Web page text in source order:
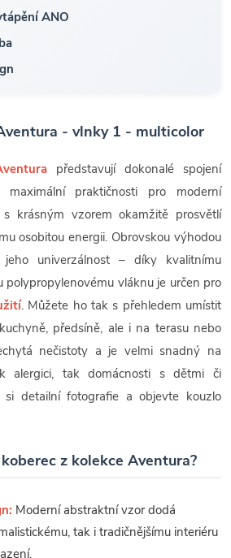
ANO
- vlnky 1 - multicolor
představují dokonalé spojení
praktičnosti pro moderní
krásným vzorem okamžitě prosvětlí
osobitou energii. Obrovskou výhodou
univerzálnost – díky kvalitnímu
polypropylenovému vláknu je určen pro
. Můžete ho tak s přehledem umístit
předsíně, ale i na terasu nebo
nečistoty a je velmi snadný na
alergici, tak domácnosti s dětmi či
si detailní fotografie a objevte kouzlo
z kolekce Aventura?
Moderní abstraktní vzor dodá
tak i tradičnějšímu interiéru